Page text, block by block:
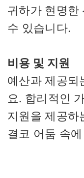
귀하가 현명한
수 있습니다.
비용 및 지원
예산과 제공되
요. 합리적인
지원을 제공하
결코 어둠 속